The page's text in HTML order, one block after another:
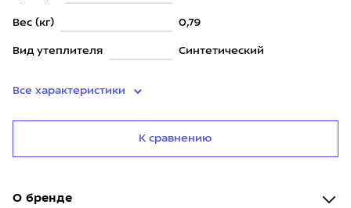
Вес (кг) 0,79
Вид утеплителя Синтетический
Все характеристики
К сравнению
О бренде